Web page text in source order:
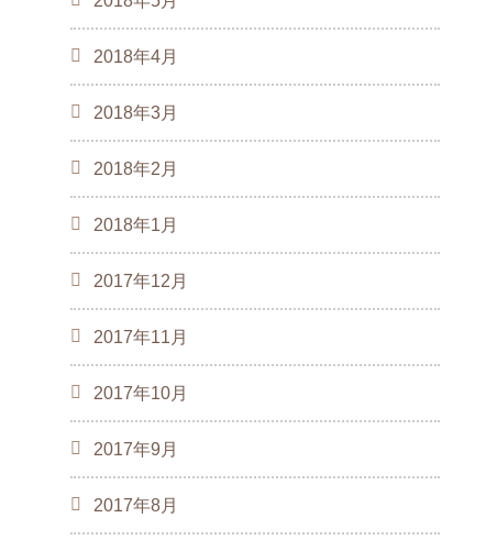
2018年4月
2018年3月
2018年2月
2018年1月
2017年12月
2017年11月
2017年10月
2017年9月
2017年8月